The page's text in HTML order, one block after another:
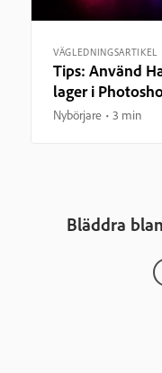
VÄGLEDNINGSARTIKEL
Tips: Använd
lager i
Nybörjare 3 min
Bläddra